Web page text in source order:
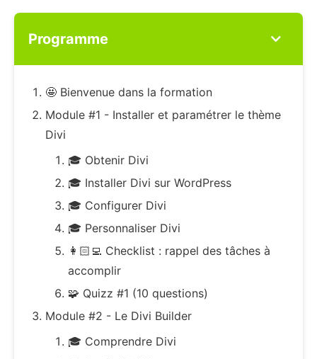
Programme
🤩 Bienvenue dans la formation
Module #1 - Installer et paramétrer le thème
Divi
🎓 Obtenir Divi
🎓 Installer Divi sur WordPress
🎓 Configurer Divi
🎓 Personnaliser Divi
👩🏻‍💻 Checklist : rappel des tâches à
accomplir
🧩 Quizz #1 (10 questions)
Module #2 - Le Divi Builder
🎓 Comprendre Divi